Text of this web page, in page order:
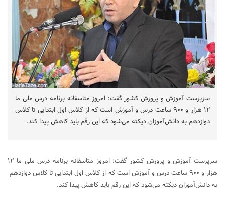
سرپرست آموزش و پرورش کشور گفت: امروز متاسفانه برنامه درس ملی ما
۱۲ هزار و ۹۰۰ ساعت درس و آموزش است که از کلاس اول ابتدایی تا کلاس
دوازدهم به دانش‌آموزان دیکته می‌شود که این رقم باید کاهش پیدا کند.
سرپرست آموزش و پرورش کشور گفت: امروز متاسفانه برنامه درس ملی ما ۱۲
هزار و ۹۰۰ ساعت درس و آموزش است که از کلاس اول ابتدایی تا کلاس دوازدهم
به دانش‌آموزان دیکته می‌شود که این رقم باید کاهش پیدا کند.